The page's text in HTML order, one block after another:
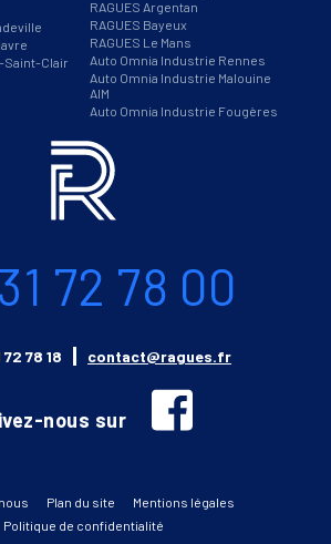
Saint-Clair
RAGUES Argentan
RAGUES Bayeux
RAGUES Le Mans
Auto Omnia Industrie Rennes
Auto Omnia Industrie Malouine
AIM
Auto Omnia Industrie Fougères
72 78 00
72 78 18 Emailcontact@ragues.fr
nous sur
facebook
Plan du site
Mentions légales
Politique de confidentialité